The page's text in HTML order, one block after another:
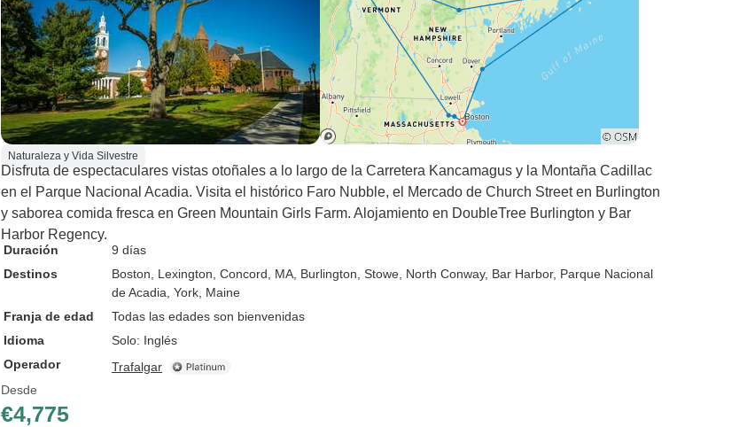
Naturaleza y Vida Silvestre
Disfruta de espectaculares vistas otoñales a lo largo de la Carretera Kancamagus y la Montaña Cadillac
en el Parque Nacional Acadia. Visita el histórico Faro Nubble, el Mercado de Church Street en Burlington
y saborea comida fresca en Green Mountain Girls Farm. Alojamiento en DoubleTree Burlington y Bar
Harbor Regency.
Duración
9 días
Destinos
Boston , Lexington , Concord, MA , Burlington , Stowe , North Conway, Bar Harbor, Parque Nacional
de Acadia , York, Maine
Franja de edad
Todas las edades son bienvenidas
Idioma
Solo: Inglés
Operador
Trafalgar
Desde
€4,775